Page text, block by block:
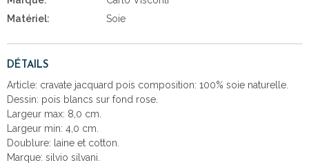
Matériel:
Soie
DÉTAILS
Article: cravate jacquard pois composition: 100% soie naturelle.
Dessin: pois blancs sur fond rose.
Largeur max: 8,0 cm.
Largeur min: 4,0 cm.
Doublure: laine et cotton.
Marque: silvio silvani.